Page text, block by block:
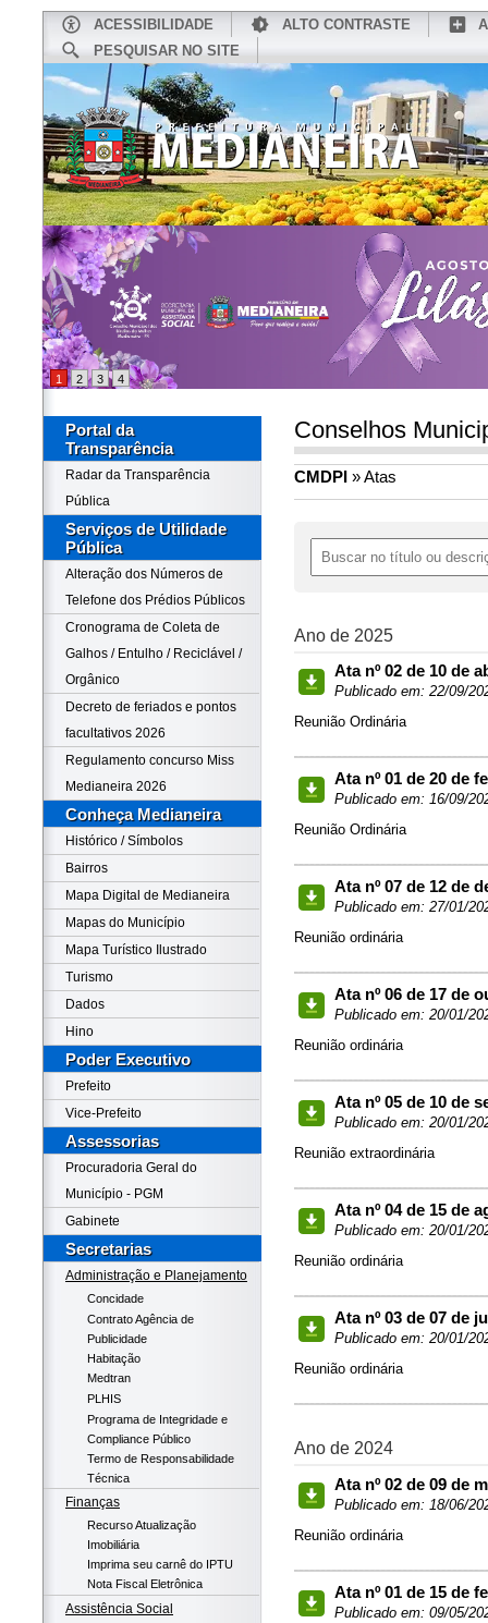
ACESSIBILIDADE ALTO CONTRASTE
PESQUISAR NO SITE
CONHEÇA MEDIANEIRA
1 2 3 4
Portal da
Transparência
Radar da Transparência
Pública
Serviços de Utilidade
Pública
Alteração dos Números de
Telefone dos Prédios Públicos
Cronograma de Coleta de
Galhos / Entulho / Reciclável /
Orgânico
Decreto de feriados e pontos
facultativos 2026
Regulamento concurso Miss
Medianeira 2026
Conheça Medianeira
Histórico / Símbolos
Bairros
Mapa Digital de Medianeira
Mapas do Município
Mapa Turístico Ilustrado
Turismo
Dados
Hino
Poder Executivo
Prefeito
Vice-Prefeito
Assessorias
Procuradoria Geral do
Município - PGM
Gabinete
Secretarias
Administração e Planejamento
Concidade
Contrato Agência de
Publicidade
Habitação
Medtran
PLHIS
Programa de Integridade e
Compliance Público
Termo de Responsabilidade
Técnica
Finanças
Recurso Atualização
Imobiliária
Imprima seu carnê do IPTU
Nota Fiscal Eletrônica
Assistência Social
Conselhos
CMDPI » Atas
Ano de 2025
Ata nº 02 de 10 de
Publicado em: 22/09/
Reunião Ordinária
Ata nº 01 de 20 de
Publicado em: 16/09/
Reunião Ordinária
Ata nº 07 de 12 de
Publicado em: 27/01/
Reunião ordinária
Ata nº 06 de 17 de
Publicado em: 20/01/
Reunião ordinária
Ata nº 05 de 10 de
Publicado em: 20/01/
Reunião extraordinária
Ata nº 04 de 15 de
Publicado em: 20/01/
Reunião ordinária
Ata nº 03 de 07 de
Publicado em: 20/01/
Reunião ordinária
Ano de 2024
Ata nº 02 de 09 de
Publicado em: 18/06/
Reunião ordinária
Ata nº 01 de 15 de
Publicado em: 09/05/